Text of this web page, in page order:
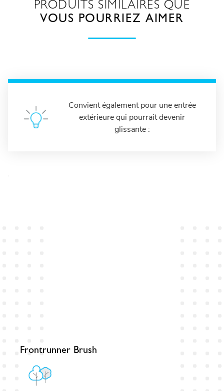
PRODUITS SIMILAIRES QUE
VOUS POURRIEZ AIMER
Convient également pour une entrée
extérieure qui pourrait devenir
glissante :
Frontrunner Brush